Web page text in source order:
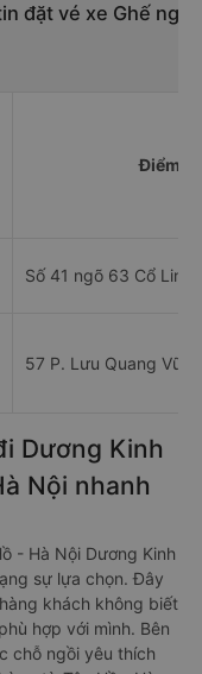
đặt vé xe Ghế
Điểm đi
Số 41 ngõ 63 Cổ Linh
57 P. Lưu Quang Vũ
Dương Kinh
Nội nhanh
- Hà Nội Dương Kinh
sự lựa chọn. Đây
khách không biết
hợp với mình. Bên
chỗ ngồi yêu thích